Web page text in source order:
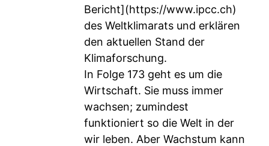
Bericht](https://www.ipcc.ch)
des Weltklimarats und erklären
den aktuellen Stand der
Klimaforschung.
In Folge 173 geht es um die
Wirtschaft. Sie muss immer
wachsen; zumindest
funktioniert so die Welt in der
wir leben. Aber Wachstum kann